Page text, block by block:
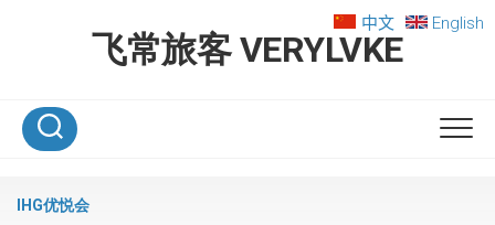
飞常旅客 VERYLVKE
中文 English
IHG优悦会